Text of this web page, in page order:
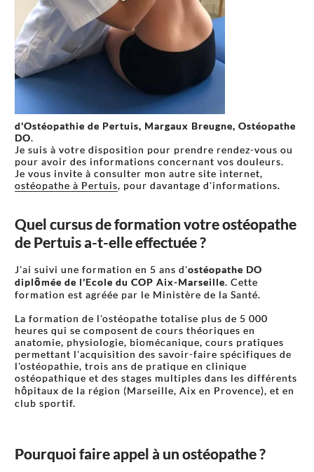
d'Ostéopathie de Pertuis, Margaux Breugne, Ostéopathe
DO.
Je suis à votre disposition pour prendre rendez-vous ou
pour avoir des informations concernant vos douleurs.
Je vous invite à consulter mon autre site internet,
ostéopathe à Pertuis, pour davantage d'informations.
Quel cursus de formation votre ostéopathe
de Pertuis a-t-elle effectuée ?
J'ai suivi une formation en 5 ans d'ostéopathe DO
diplômée de l'Ecole du COP Aix-Marseille. Cette
formation est agréée par le Ministère de la Santé.
La formation de l'ostéopathe totalise plus de 5 000
heures qui se composent de cours théoriques en
anatomie, physiologie, biomécanique, cours pratiques
permettant l'acquisition des savoir-faire spécifiques de
l'ostéopathie, trois ans de pratique en clinique
ostéopathique et des stages multiples dans les différents
hôpitaux de la région (Marseille, Aix en Provence), et en
club sportif.
Pourquoi faire appel à un ostéopathe ?